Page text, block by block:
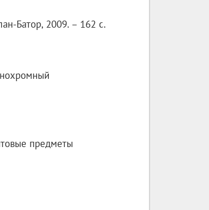
Батор, 2009. – 162 с.
предметы